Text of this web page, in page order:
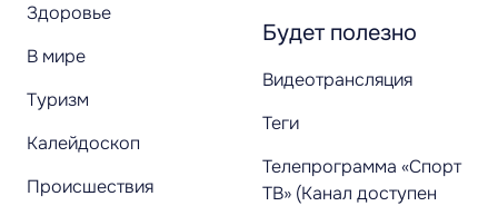
Здоровье
В мире
Туризм
Калейдоскоп
Происшествия
Будет полезно
Видеотрансляция
Теги
Телепрограмма «Спорт
ТВ» (Канал доступен